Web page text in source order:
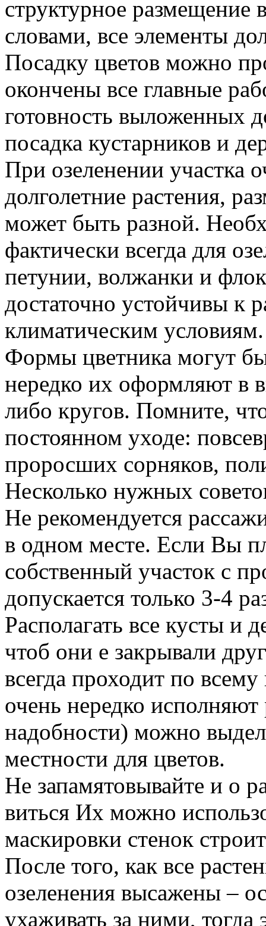
структурное размещение
словами, все элементы
Посадку цветов можно
окончены все главные
готовность выложенных
посадка кустарников и
При озеленении участка
долголетние растения,
может быть разной.
фактически всегда для
петунии, волжанки и
достаточно устойчивы к
климатическим условиям.
Формы цветника могут
нередко их оформляют в
либо кругов. Помните,
постоянном уходе:
проросших сорняков,
Несколько нужных
Не рекомендуется
в одном месте. Если Вы
собственный участок с
допускается только 3-4
Располагать все кусты и
чтоб они е закрывали
всегда проходит по
очень нередко
надобности) можно
местности для цветов.
Не запамятовывайте и о
виться Их можно
маскировки стенок
После того, как все
озеленения высажены –
ухаживать за ними,